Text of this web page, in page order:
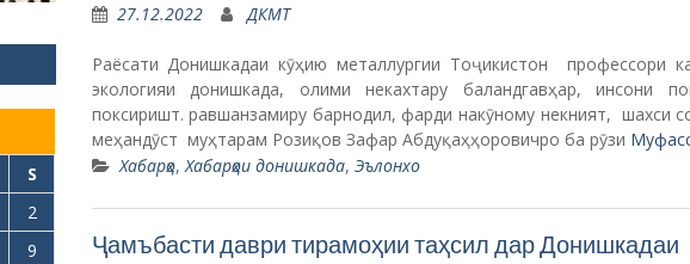
27.12.2022 ДКМТ
Раёсати Донишкадаи кӯҳию металлургии Тоҷикистон профессори
экологияи донишкада, олими некахтару баландгавҳар, инсони
поксиришт. равшанзамиру барнодил, фарди накӯному некният, шахси
меҳандӯст муҳтарам Розиқов Зафар Абдуқаҳҳоровичро ба рӯзи
Хабарҳо,Хабарҳои донишкада, Эълонхо
Ҷамъбасти даври тирамоҳии таҳсил дар Донишкадаи
S
2
9